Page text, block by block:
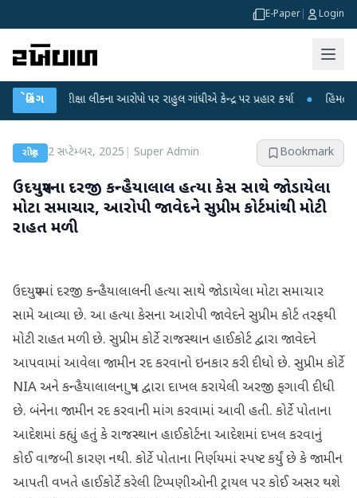
E-Paper Login
બ્રેકિંગ
પરીક્ષા લીકના આરોપો પર રાહુલ ગાંધીએ કેન્દ્ર પર પ્રહાર કર્યા ● હિંમતનગરમાં
રાષ્ટ્રીય 2 સપ્ટેમ્બર, 2025 Super Admin Bookmark
ઉદયપુરના દરજી કન્હૈયાલાલ હત્યા કેસ સાથે જોડાયેલા
મોટા સમાચાર, આરોપી જાવેદને સુપ્રીમ કોર્ટમાંથી મોટી
રાહત મળી
ઉદયપુરમાં દરજી કન્હૈયાલાલની હત્યા સાથે જોડાયેલા મોટા સમાચાર
સામે આવ્યા છે. આ હત્યા કેસના આરોપી જાવેદને સુપ્રીમ કોર્ટ તરફથી
મોટી રાહત મળી છે. સુપ્રીમ કોર્ટે રાજસ્થાન હાઈકોર્ટ દ્વારા જાવેદને
આપવામાં આવેલા જામીન રદ કરવાનો ઇનકાર કરી દીધો છે. સુપ્રીમ કોર્ટે
NIA અને કન્હૈયાલાલના પુત્ર દ્વારા દાખલ કરાયેલી અરજી ફગાવી દીધી
છે. બંનેના જામીન રદ કરવાની માંગ કરવામાં આવી હતી. કોર્ટે પોતાના
આદેશમાં કહ્યું હતું કે રાજસ્થાન હાઈકોર્ટના આદેશમાં દખલ કરવાનું
કોઈ વાજબી કારણ નથી. કોર્ટે પોતાના નિર્ણયમાં સ્પષ્ટ કર્યું છે કે જામીન
આપતી વખતે હાઈકોર્ટે કરેલી ટિપ્પણીઓની ટ્રાયલ પર કોઈ અસર થશે